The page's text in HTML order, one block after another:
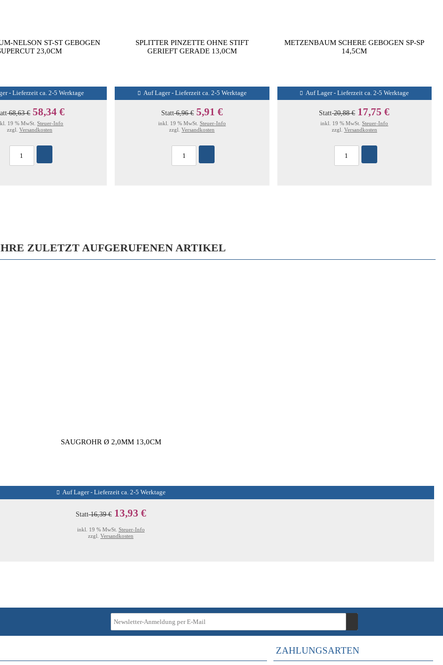
NELSON ST-ST GEBOGEN
23,0CM
- Lieferzeit ca. 2-5 Werktage
68,63 € 58,34 €
19 % MwSt.Steuer-Info
zzgl. Versandkosten
SPLITTER PINZETTE OHNE STIFT
GERIEFT GERADE 13,0CM
Auf Lager - Lieferzeit ca. 2-5 Werktage
Statt6,96 € 5,91 €
inkl. 19 % MwSt. Steuer-Info
zzgl.Versandkosten
METZENBAUM SCHERE GEBOGEN SP-SP
14,5CM
Auf Lager - Lieferzeit ca. 2-5 Werktage
Statt20,88 € 17,75 €
inkl. 19 % MwSt.Steuer-Info
zzgl. Versandkosten
ZULETZT AUFGERUFENEN ARTIKEL
SAUGROHR Ø 2,0MM 13,0CM
Auf Lager - Lieferzeit ca. 2-5 Werktage
Statt16,39 € 13,93 €
inkl. 19 % MwSt. Steuer-Info
zzgl. Versandkosten
ZAHLUNGSARTEN